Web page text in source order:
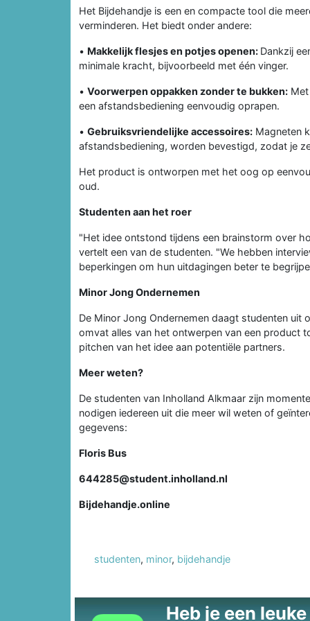
Het Bijdehandje is een en compacte tool die
verminderen. Het biedt onder andere:
• Makkelijk flesjes en potjes openen: Dankzij
minimale kracht, bijvoorbeeld met één vinger.
• Voorwerpen oppakken zonder te bukken:
een afstandsbediening eenvoudig oprapen.
• Gebruiksvriendelijke accessoires: Magneten
afstandsbediening, worden bevestigd, zodat je
Het product is ontworpen met het oog op
oud.
Studenten aan het roer
"Het idee ontstond tijdens een brainstorm over
vertelt een van de studenten. "We hebben
beperkingen om hun uitdagingen beter te
Minor Jong Ondernemen
De Minor Jong Ondernemen daagt studenten uit
omvat alles van het ontwerpen van een product
pitchen van het idee aan potentiële partners.
Meer weten?
De studenten van Inholland Alkmaar zijn
nodigen iedereen uit die meer wil weten of
gegevens:
Floris Bus
644285@student.inholland.nl
Bijdehandje.online
studenten, minor, bijdehandje
Heb je een